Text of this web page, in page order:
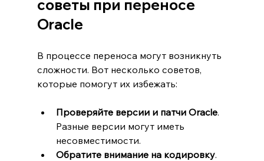
советы при переносе
Oracle
В процессе переноса могут возникнуть
сложности. Вот несколько советов,
которые помогут их избежать:
Проверяйте версии и патчи Oracle.
Разные версии могут иметь
несовместимости.
Обратите внимание на кодировку.